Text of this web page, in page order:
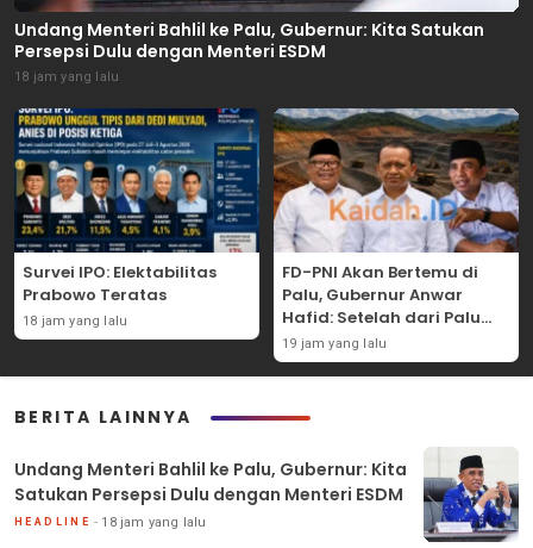
Undang Menteri Bahlil ke Palu, Gubernur: Kita Satukan
Persepsi Dulu dengan Menteri ESDM
18 jam yang lalu
Survei IPO: Elektabilitas
Prabowo Teratas
18 jam yang lalu
FD-PNI Akan Bertemu di
Palu, Gubernur Anwar
Hafid: Setelah dari Palu
Kami ke Jakarta
19 jam yang lalu
BERITA LAINNYA
Undang Menteri Bahlil ke Palu, Gubernur: Kita
Satukan Persepsi Dulu dengan Menteri ESDM
HEADLINE 18 jam yang lalu